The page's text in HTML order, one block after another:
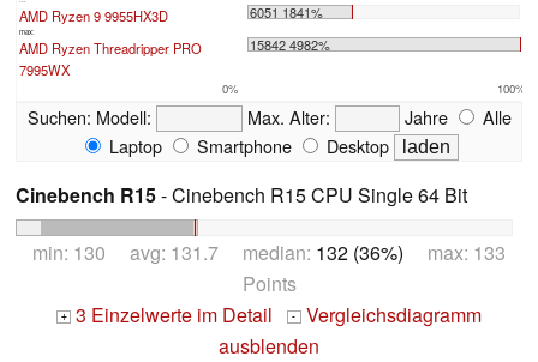
AMD Ryzen 9 9955HX3D 6051 1841%
max:
AMD Ryzen Threadripper PRO
7995WX
15842 4982%
0% 100%
Suchen: Modell: Max. Alter: Jahre
Alle
Laptop
Smartphone Desktop
Cinebench R15- Cinebench R15 CPU Single 64 Bit
min: 130 avg: 131.7 median: 132 (36%) max: 133
Points
+ 3 Einzelwerte im Detail - Vergleichsdiagramm
ausblenden